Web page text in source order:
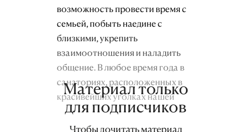
возможность провести время с
семьей, побыть наедине с
близкими, укрепить
взаимоотношения и наладить
общение. В любое время года в
санаториях, расположенных в
красивейших уголках нашей
страны, отдыхающих – хоть
отбавляй! Летом число
Материал только
для подписчиков
Чтобы дочитать материал